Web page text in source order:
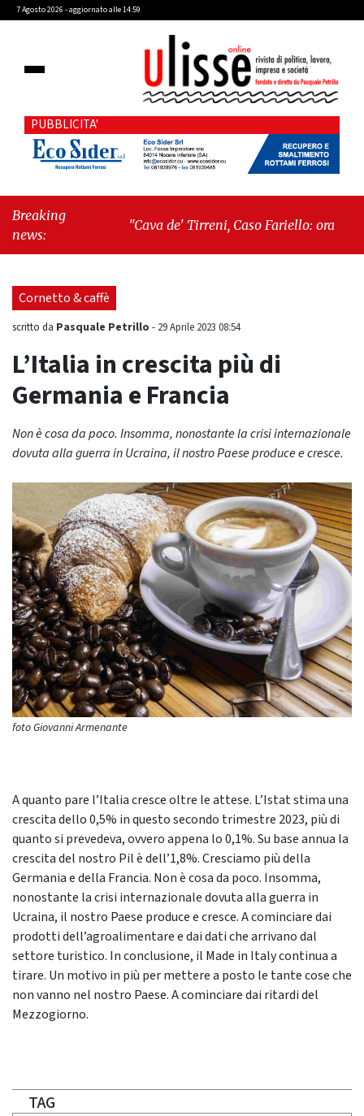
7 Agosto 2026 - aggiornato alle 14:59
PUBBLICITA'
Breaking
news:
"Cava de' Tirreni, Caso Fariello: ora torniamo
Cornetto & caffè
scritto da Pasquale Petrillo - 29 Aprile 2023 08:54
L’Italia in crescita più di
Germania e Francia
Non è cosa da poco. Insomma, nonostante la crisi internazionale
dovuta alla guerra in Ucraina, il nostro Paese produce e cresce.
foto Giovanni Armenante
A quanto pare l’Italia cresce oltre le attese. L’Istat stima una
crescita dello 0,5% in questo secondo trimestre 2023, più di
quanto si prevedeva, ovvero appena lo 0,1%. Su base annua la
crescita del nostro Pil è dell’1,8%. Cresciamo più della
Germania e della Francia. Non è cosa da poco. Insomma,
nonostante la crisi internazionale dovuta alla guerra in
Ucraina, il nostro Paese produce e cresce. A cominciare dai
prodotti dell’agroalimentare e dai dati che arrivano dal
settore turistico. In conclusione, il Made in Italy continua a
tirare. Un motivo in più per mettere a posto le tante cose che
non vanno nel nostro Paese. A cominciare dai ritardi del
Mezzogiorno.
TAG